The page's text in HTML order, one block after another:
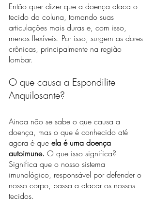
Então quer dizer que a doença ataca o
tecido da coluna, tornando suas
articulações mais duras e, com isso,
menos flexíveis. Por isso, surgem as dores
crônicas, principalmente na região
lombar.
O que causa a Espondilite
Anquilosante?
Ainda não se sabe o que causa a
doença, mas o que é conhecido até
agora é que ela é uma doença
autoimune. O que isso significa?
Significa que o nosso sistema
imunológico, responsável por defender o
nosso corpo, passa a atacar os nossos
tecidos.